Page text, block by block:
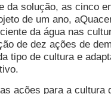
da solução, as cinco
de um ano,
da água nas
de dez ações de
tipo de cultura e
ações para a cultura